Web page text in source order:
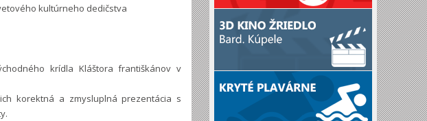
kultúrneho dedičstva
krídla Kláštora františkánov v
korektná a zmysluplná prezentácia s